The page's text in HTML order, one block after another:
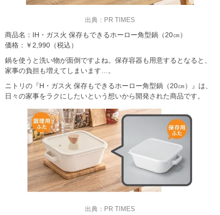
出典：PR TIMES
商品名：IH・ガス火 保存もできるホーロー角型鍋（20㎝）
価格：￥2,990（税込）
鍋を使うと洗い物が面倒ですよね。保存容器も用意するとなると、
家事の負担も増えてしまいます…。
ニトリの『H・ガス火 保存もできるホーロー角型鍋（20㎝）』は、
日々の家事をラクにしたいという想いから開発された商品です。
出典：PR TIMES